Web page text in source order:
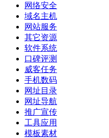
网络安全
域名主机
网站服务
其它资源
软件系统
口碑评测
威客任务
手机数码
网址目录
网址导航
推广宣传
工具应用
模板素材